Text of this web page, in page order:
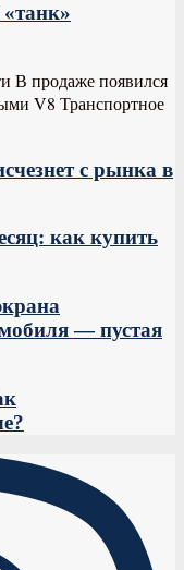
В продаже появился
V8 Транспортное
с рынка в
как купить
— пустая